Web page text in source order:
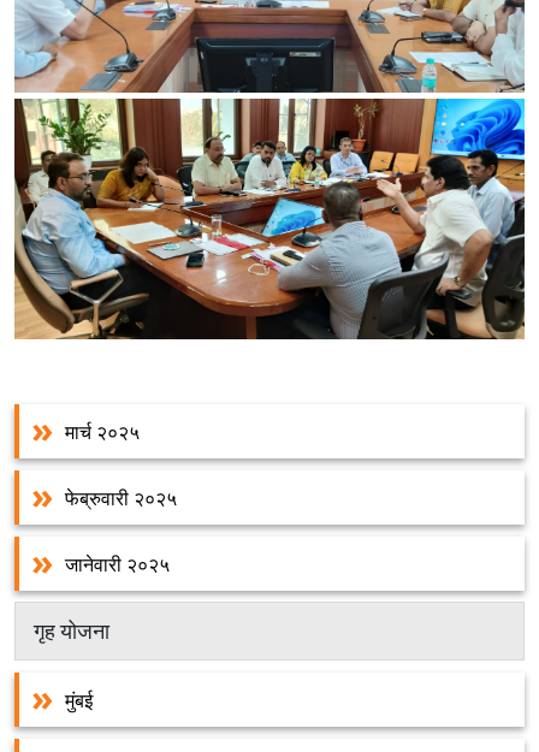
मार्च २०२५
फेब्रुवारी २०२५
जानेवारी २०२५
गृह योजना
मुंबई